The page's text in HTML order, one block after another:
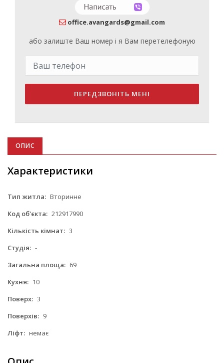
office.avangards@gmail.com
або залиште Ваш номер і я Вам перетелефоную
ПЕРЕДЗВОНІТЬ МЕНІ
ОПИС
Характеристики
Тип житла: Вторинне
Код об'єкта: 212917990
Кількість кімнат: 3
Студія: -
Загальна площа: 69
Кухня: 10
Поверх: 3
Поверхів: 9
Ліфт: немає